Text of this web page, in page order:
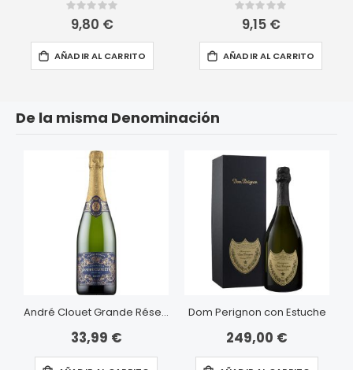
Rating:
0%
9,80 €
AÑADIR AL CARRITO
Rating:
0%9,15 €
AÑADIR AL CARRITO
De la misma Denominación
André Clouet Grande Réserve
33,99 €
Dom Perignon con Estuche
249,00 €